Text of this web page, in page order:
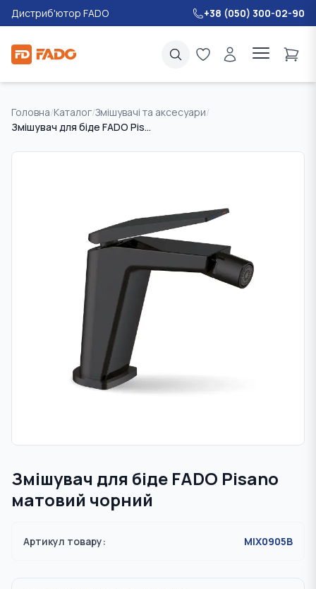
Дистриб'ютор FADO +38 (050) 300-02-90
Головна/Каталог/Змішувачі та аксесуари/
Змішувач для біде FADO Pisano матовий чорний
Змішувач для біде FADO Pisano
матовий чорний
Артикул товару: MIX0905B